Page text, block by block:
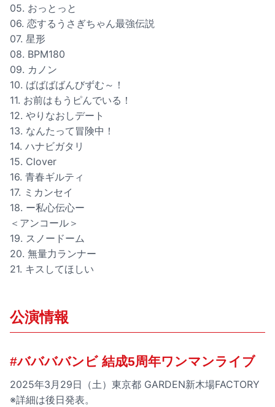
05. おっとっと
06. 恋するうさぎちゃん最強伝説
07. 星形
08. BPM180
09. カノン
10. ばばばばんびずむ～！
11. お前はもうピんでいる！
12. やりなおしデート
13. なんたって冒険中！
14. ハナビガタリ
15. Clover
16. 青春ギルティ
17. ミカンセイ
18. ー私心伝心ー
＜アンコール＞
19. スノードーム
20. 無量力ランナー
21. キスしてほしい
公演情報
#ババババンビ 結成5周年ワンマンライブ
2025年3月29日（土）東京都 GARDEN新木場FACTORY
※詳細は後日発表。